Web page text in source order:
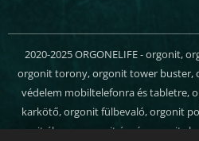
2020-2025 ORGONELIFE - orgonit,
orgonit torony, orgonit tower
védelem mobiltelefonra és tabletre,
karkötő, orgonit fülbevaló, orgonit
orgonit ékszer, orgonit ágyú, orgonit